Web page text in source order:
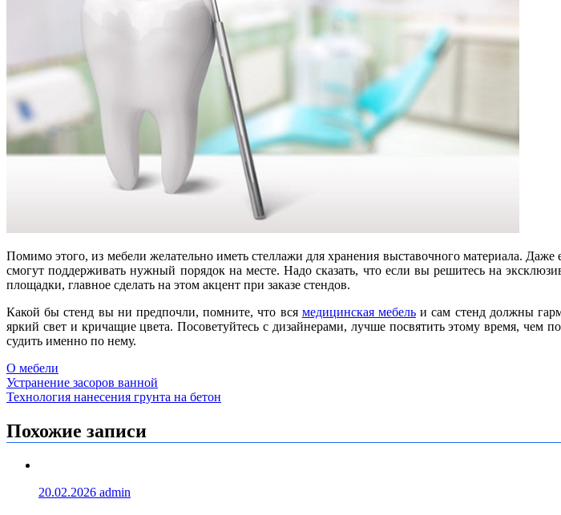
Помимо этого, из мебели желательно иметь стеллажи для хранения выставочного материала.
смогут поддерживать нужный порядок на месте. Надо сказать, что если вы решитесь на
площадки, главное сделать на этом акцент при заказе стендов.
Какой бы стенд вы ни предпочли, помните, что вся медицинская мебельи сам стенд должны
яркий свет и кричащие цвета. Посоветуйтесь с дизайнерами, лучше посвятить этому время, чем
судить именно по нему.
О мебели
Навигация
по
записям
Устранение засоров ванной
Технология нанесения грунта на бетон
Похожие записи
20.02.2026 admin